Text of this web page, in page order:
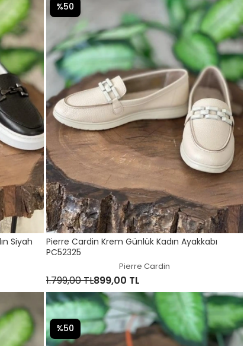
Siyah
Pierre Cardin Krem Günlük Kadın Ayakkabı
PC52325
Pierre Cardin
1.799,00 TL899,00 TL
%50
%50